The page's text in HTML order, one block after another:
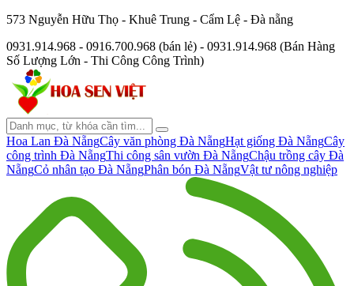
573 Nguyễn Hữu Thọ - Khuê Trung - Cẩm Lệ - Đà nẵng
0931.914.968 - 0916.700.968 (bán lẻ) - 0931.914.968 (Bán Hàng
Số Lượng Lớn - Thi Công Công Trình)
Hoa Lan Đà NẵngCây văn phòng Đà NẵngHạt giống Đà NẵngCây
công trình Đà NẵngThi công sân vườn Đà NẵngChậu trồng cây Đà
NẵngCỏ nhân tạo Đà NẵngPhân bón Đà NẵngVật tư nông nghiệp